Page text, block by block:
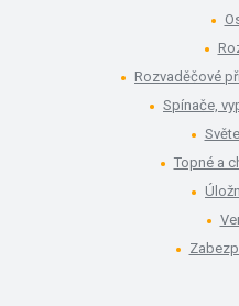
Rozvaděčové
Spínače,
Topné a